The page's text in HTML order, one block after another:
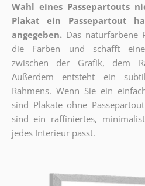
Wahl eines Passepartouts
Plakat ein Passepartout
angegeben. Das naturfarbene
die Farben und schafft
zwischen der Grafik, dem
Außerdem entsteht ein
Rahmens. Wenn Sie ein
sind Plakate ohne
sind ein raffiniertes,
jedes Interieur passt.